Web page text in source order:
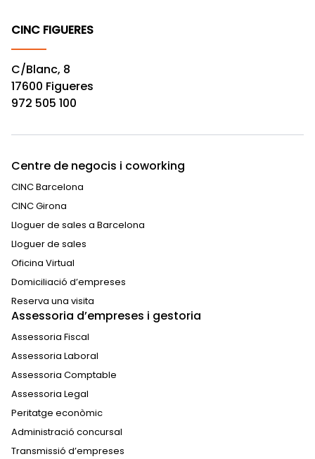
CINC FIGUERES
C/Blanc, 8
17600 Figueres
972 505 100
Centre de negocis i coworking
CINC Barcelona
CINC Girona
Lloguer de sales a Barcelona
Lloguer de sales
Oficina Virtual
Domiciliació d’empreses
Reserva una visita
Assessoria d’empreses i gestoria
Assessoria Fiscal
Assessoria Laboral
Assessoria Comptable
Assessoria Legal
Peritatge econòmic
Administració concursal
Transmissió d’empreses